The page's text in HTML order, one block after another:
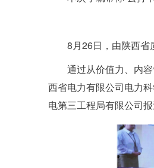
8月26日，由陕西省
通过从价值力、内
西省电力有限公司电力
电第三工程局有限公司